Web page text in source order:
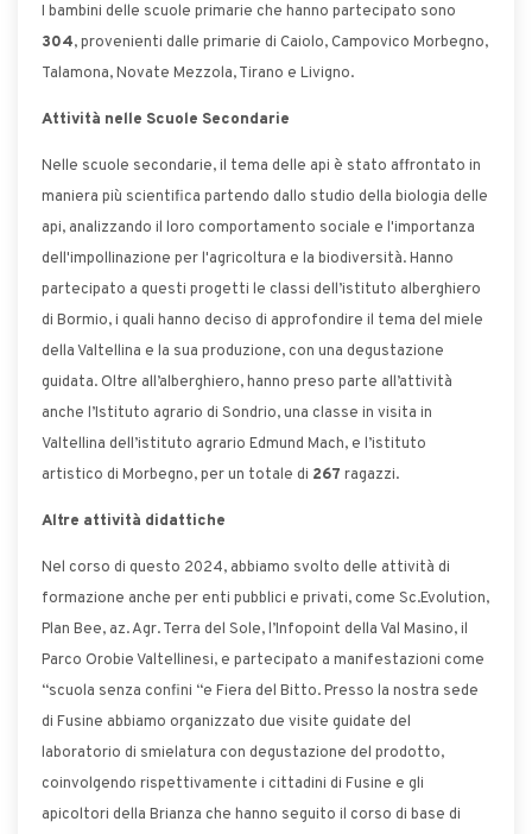
I bambini delle scuole primarie che hanno partecipato sono
304, provenienti dalle primarie di Caiolo, Campovico Morbegno,
Talamona, Novate Mezzola, Tirano e Livigno.
Attività nelle Scuole Secondarie
Nelle scuole secondarie, il tema delle api è stato affrontato in
maniera più scientifica partendo dallo studio della biologia delle
api, analizzando il loro comportamento sociale e l'importanza
dell'impollinazione per l'agricoltura e la biodiversità. Hanno
partecipato a questi progetti le classi dell’istituto alberghiero
di Bormio, i quali hanno deciso di approfondire il tema del miele
della Valtellina e la sua produzione, con una degustazione
guidata. Oltre all’alberghiero, hanno preso parte all’attività
anche l’Istituto agrario di Sondrio, una classe in visita in
Valtellina dell’istituto agrario Edmund Mach, e l’istituto
artistico di Morbegno, per un totale di 267 ragazzi.
Altre attività didattiche
Nel corso di questo 2024, abbiamo svolto delle attività di
formazione anche per enti pubblici e privati, come Sc.Evolution,
Plan Bee, az. Agr. Terra del Sole, l’Infopoint della Val Masino, il
Parco Orobie Valtellinesi, e partecipato a manifestazioni come
“scuola senza confini “e Fiera del Bitto. Presso la nostra sede
di Fusine abbiamo organizzato due visite guidate del
laboratorio di smielatura con degustazione del prodotto,
coinvolgendo rispettivamente i cittadini di Fusine e gli
apicoltori della Brianza che hanno seguito il corso di base di